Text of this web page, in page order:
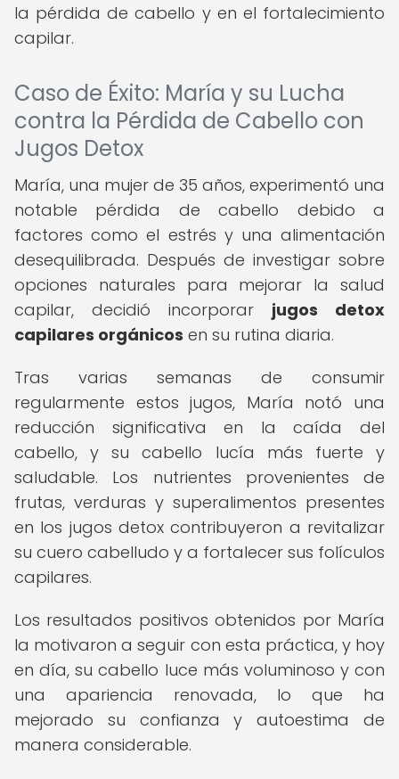
la pérdida de cabello y en el fortalecimiento
capilar.
Caso de Éxito: María y su Lucha
contra la Pérdida de Cabello con
Jugos Detox
María, una mujer de 35 años, experimentó una
notable pérdida de cabello debido a
factores como el estrés y una alimentación
desequilibrada. Después de investigar sobre
opciones naturales para mejorar la salud
capilar, decidió incorporar jugos detox
capilares orgánicos en su rutina diaria.
Tras varias semanas de consumir
regularmente estos jugos, María notó una
reducción significativa en la caída del
cabello, y su cabello lucía más fuerte y
saludable. Los nutrientes provenientes de
frutas, verduras y superalimentos presentes
en los jugos detox contribuyeron a revitalizar
su cuero cabelludo y a fortalecer sus folículos
capilares.
Los resultados positivos obtenidos por María
la motivaron a seguir con esta práctica, y hoy
en día, su cabello luce más voluminoso y con
una apariencia renovada, lo que ha
mejorado su confianza y autoestima de
manera considerable.